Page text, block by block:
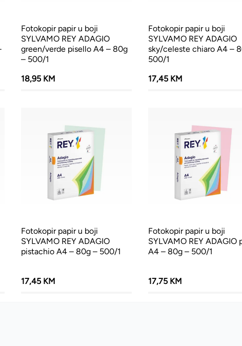
Fotokopir papir u boji
SYLVAMO REY ADAGIO
green/verde pisello A4 – 80g
– 500/1
18,95 KM
Fotokopir papir u boji
SYLVAMO REY ADAGIO
sky/celeste chiaro A4 –
500/1
17,45 KM
Fotokopir papir u boji
SYLVAMO REY ADAGIO
pistachio A4 – 80g – 500/1
17,45 KM
Fotokopir papir u boji
SYLVAMO REY ADAGIO
A4 – 80g – 500/1
17,75 KM